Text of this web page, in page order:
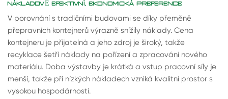
NÁKLADOVĚ EFEKTIVNÍ, EKONOMICKÁ PREFERENCE
V porovnání s tradičními budovami se díky přeměně
přepravních kontejnerů výrazně snížily náklady. Cena
kontejneru je přijatelná a jeho zdroj je široký, takže
recyklace šetří náklady na pořízení a zpracování nového
materiálu. Doba výstavby je krátká a vstup pracovní síly je
menší, takže při nízkých nákladech vzniká kvalitní prostor s
vysokou hospodárností.